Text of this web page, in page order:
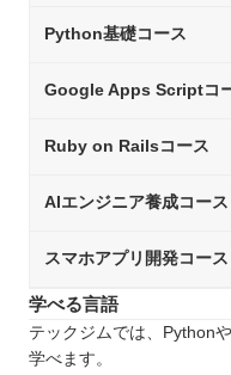
Python基礎コース
Google Apps Scriptコ
Ruby on Railsコース
AIエンジニア養成コース
スマホアプリ開発コース
学べる言語
テックジムでは、Python
学べます。